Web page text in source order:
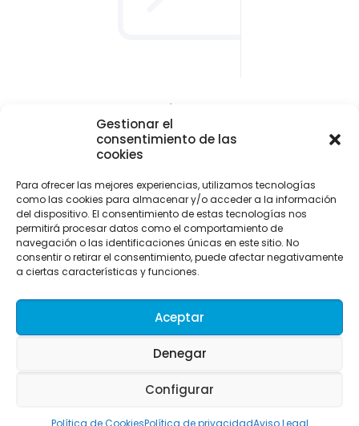
Gestionar el
consentimiento de las
cookies
Para ofrecer las mejores experiencias, utilizamos tecnologías
como las cookies para almacenar y/o acceder a la información
del dispositivo. El consentimiento de estas tecnologías nos
permitirá procesar datos como el comportamiento de
navegación o las identificaciones únicas en este sitio. No
consentir o retirar el consentimiento, puede afectar negativamente
a ciertas características y funciones.
Aceptar
Denegar
Configurar
Política de CookiesPolítica de privacidadAviso Legal
CONTACTO Y LOCALIZACIÓN
Parque empresarial de Asipo
Plaza Julio Alberto Blanco, 1 - 1ª planta - Of. 33
info@uitaasturias.com
985 741 141 Móvil: 639 711 231 / 605 04 96 50
UITA. Desarrollado por Merkasi